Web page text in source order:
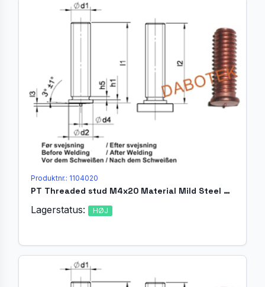
Produktnr.: 1104020
PT Threaded stud M4x20 Material Mild Steel 4.8 acc. EN ISO 13918
Lagerstatus: HØJ